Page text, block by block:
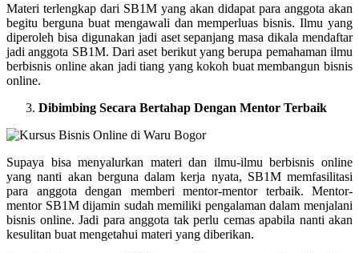
Materi terlengkap dari SB1M yang akan didapat para anggota akan
begitu berguna buat mengawali dan memperluas bisnis. Ilmu yang
diperoleh bisa digunakan jadi aset sepanjang masa dikala mendaftar
jadi anggota SB1M. Dari aset berikut yang berupa pemahaman ilmu
berbisnis online akan jadi tiang yang kokoh buat membangun bisnis
online.
Dibimbing Secara Bertahap Dengan Mentor Terbaik
Supaya bisa menyalurkan materi dan ilmu-ilmu berbisnis online
yang nanti akan berguna dalam kerja nyata, SB1M memfasilitasi
para anggota dengan memberi mentor-mentor terbaik. Mentor-
mentor SB1M dijamin sudah memiliki pengalaman dalam menjalani
bisnis online. Jadi para anggota tak perlu cemas apabila nanti akan
kesulitan buat mengetahui materi yang diberikan.